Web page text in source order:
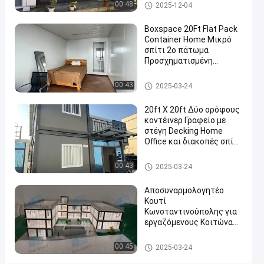
να
φορτώσει
μονάδες
Αποσπάσιμο σπίτι
εμπορευματοκιβωτίων
2024-
05-07
απόψεις
#
Κινητά σπίτια
εμπορευματοκιβωτίων
prefab σπίτια
εμπορευματοκιβωτίων
αποθήκευσης
#
Προπαρασκευασμένα
σπίτια
00:48
Αποσπάσιμο σπίτι εμπορευμα
τοκιβωτίων
2025-12-04
00:43
Boxspace 20Ft Flat Pack
Container Home Μικρό
σπίτι 2ο πάτωμα
Προσχηματισμένη
Container House
Αποσπάσιμο σπίτι εμπορευμα
τοκιβωτίων
2025-03-24
00:43
20ft X 20ft Δύο ορόφους
κοντέινερ Γραφείο με
στέγη Decking Home
Office και διακοπές σπίτι
Αποσπάσιμο σπίτι εμπορευμα
τοκιβωτίων
2025-03-24
00:45
Αποσυναρμολογητέο
Κουτί
Κωνσταντινούπολης για
εργαζόμενους Κοιτώνας
προσαρμοσμένο μέγεθος
και εύκολη εγκατάσταση
Αποσπάσιμο σπίτι εμπορευμα
τοκιβωτίων
2025-03-24